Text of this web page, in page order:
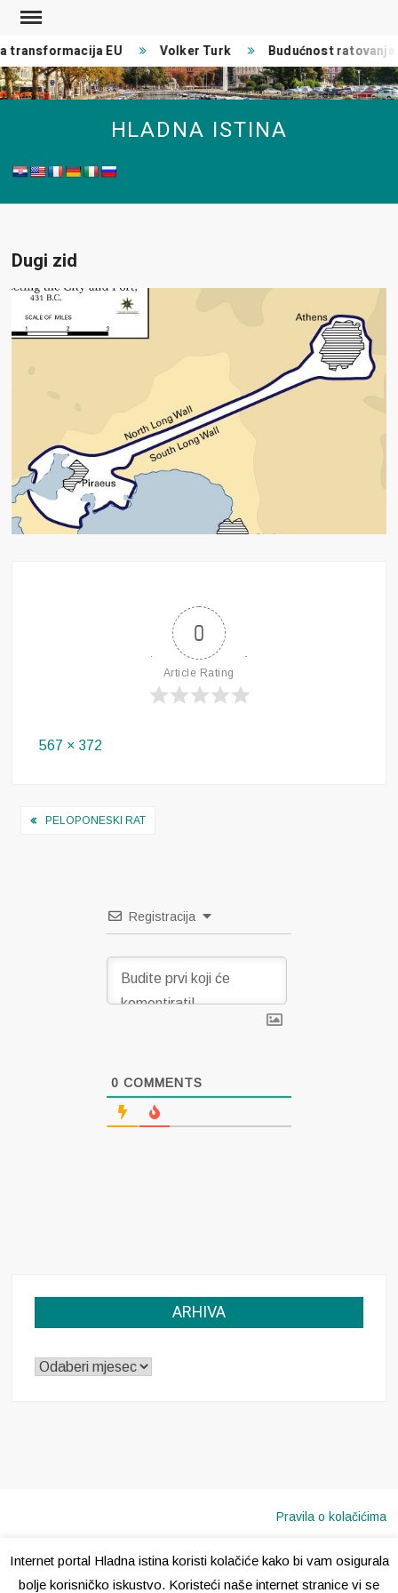
Skip
content
transformacija EU Volker Turk Budućnost ratovanja
HLADNA ISTINA
Dugi zid
0
Article Rating
Full
567 × 372
Navigacija
PELOPONESKI RAT
Registracija
0 COMMENTS
ARHIVA
ARHIVA
Pravila o kolačićima
Internet portal Hladna istina koristi kolačiće kako bi vam osigurala
bolje korisničko iskustvo. Koristeći naše internet stranice vi se
Copyright © 2020 · Sva prava pridržana · Hladna Istina